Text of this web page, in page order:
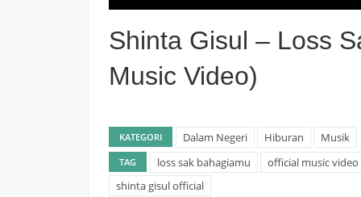
Shinta Gisul – Loss
Music Video)
KATEGORI Dalam Negeri Hiburan Musik
TAG loss sak bahagiamu
official music video
shinta gisul official